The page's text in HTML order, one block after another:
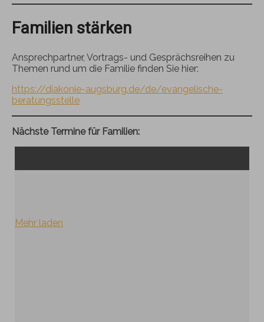
Familien stärken
Ansprechpartner, Vortrags- und Gesprächsreihen zu
Themen rund um die Familie finden Sie hier:
https://diakonie-augsburg.de/de/evangelische-
beratungsstelle
Nächste Termine für Familien:
Mehr laden